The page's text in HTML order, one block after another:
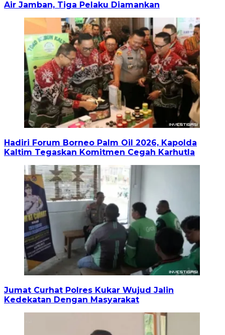
Air Jamban, Tiga Pelaku Diamankan
Hadiri Forum Borneo Palm Oil 2026, Kapolda
Kaltim Tegaskan Komitmen Cegah Karhutla
Jumat Curhat Polres Kukar Wujud Jalin
Kedekatan Dengan Masyarakat